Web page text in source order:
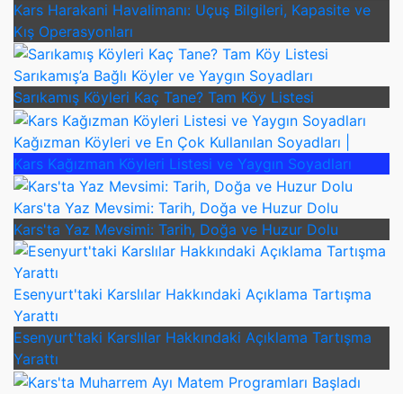
Kars Harakani Havalimanı: Uçuş Bilgileri, Kapasite ve
Kış Operasyonları
Sarıkamış’a Bağlı Köyler ve Yaygın Soyadları
Sarıkamış Köyleri Kaç Tane? Tam Köy Listesi
Kağızman Köyleri ve En Çok Kullanılan Soyadları |
Kars Kağızman Köyleri Listesi ve Yaygın Soyadları
Kars'ta Yaz Mevsimi: Tarih, Doğa ve Huzur Dolu
Kars'ta Yaz Mevsimi: Tarih, Doğa ve Huzur Dolu
Esenyurt'taki Karslılar Hakkındaki Açıklama Tartışma
Yarattı
Esenyurt'taki Karslılar Hakkındaki Açıklama Tartışma
Yarattı